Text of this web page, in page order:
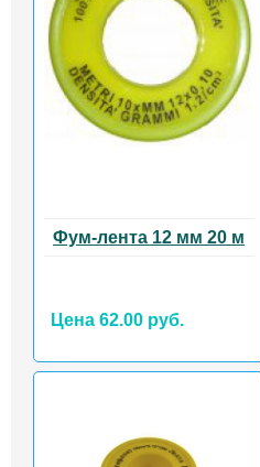
Фум-лента 12 мм 20 м
Цена 62.00 руб.